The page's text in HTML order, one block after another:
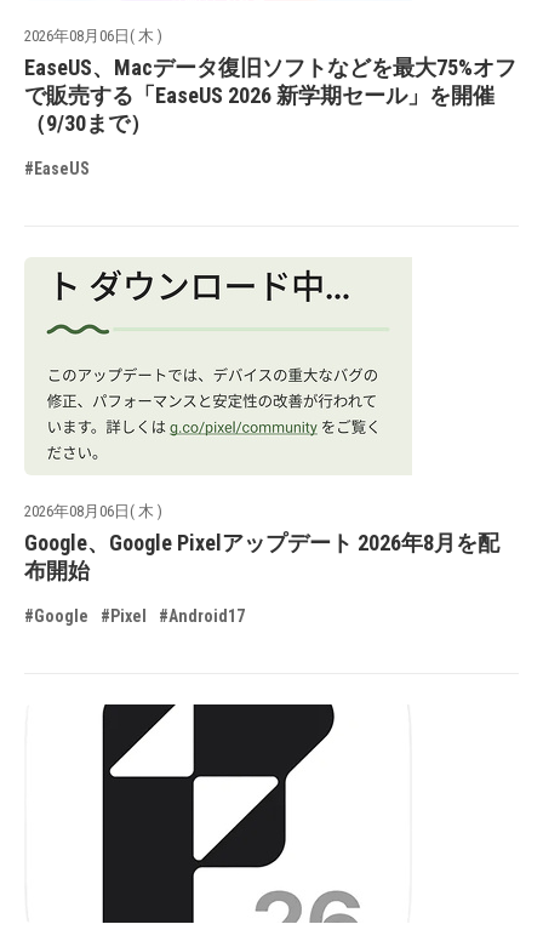
2026年08月06日( 木 )
EaseUS、Macデータ復旧ソフトなどを最大75%オフ
で販売する「EaseUS 2026 新学期セール」を開催
（9/30まで）
#EaseUS
2026年08月06日( 木 )
Google、Google Pixelアップデート 2026年8月を配
布開始
#Google #Pixel #Android17